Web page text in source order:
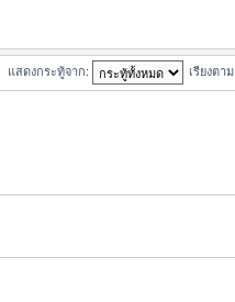
แสดงกระทู้จาก: เรียงตาม